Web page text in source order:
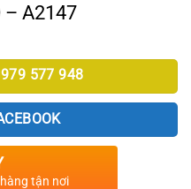
– A2147
577 948
tận nơi